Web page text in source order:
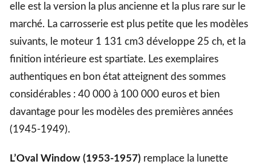
elle est la version la plus ancienne et la plus rare sur le
marché. La carrosserie est plus petite que les modèles
suivants, le moteur 1 131 cm3 développe 25 ch, et la
finition intérieure est spartiate. Les exemplaires
authentiques en bon état atteignent des sommes
considérables : 40 000 à 100 000 euros et bien
davantage pour les modèles des premières années
(1945-1949).
L’Oval Window (1953-1957) remplace la lunette